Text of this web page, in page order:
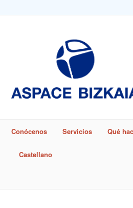
Conócenos Servicios Qué
Castellano